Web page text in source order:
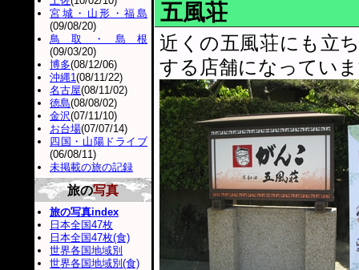
五風荘
近くの五風荘にも立
する店舗になってい
宮城・山形・福島
(09/08/20)
鳥取・島根
(09/03/20)
博多(08/12/06)
沖縄1(08/11/22)
名古屋(08/11/02)
徳島(08/08/02)
金沢(07/11/10)
お台場(07/07/14)
四国・山陽ドライブ
(06/08/11)
未掲載の旅の記録
旅の写真
旅の写真index
日本全国47枚
日本全国47枚(食)
世界各国地域別
世界各国地域別(食)